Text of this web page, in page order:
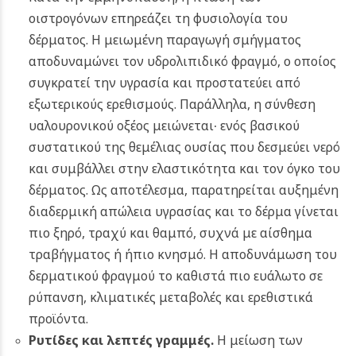
οιστρογόνων επηρεάζει τη φυσιολογία του
δέρματος. Η μειωμένη παραγωγή σμήγματος
αποδυναμώνει τον υδρολιπιδικό φραγμό, ο οποίος
συγκρατεί την υγρασία και προστατεύει από
εξωτερικούς ερεθισμούς. Παράλληλα, η σύνθεση
υαλουρονικού οξέος μειώνεται∙ ενός βασικού
συστατικού της θεμέλιας ουσίας που δεσμεύει νερό
και συμβάλλει στην ελαστικότητα και τον όγκο του
δέρματος. Ως αποτέλεσμα, παρατηρείται αυξημένη
διαδερμική απώλεια υγρασίας και το δέρμα γίνεται
πιο ξηρό, τραχύ και θαμπό, συχνά με αίσθημα
τραβήγματος ή ήπιο κνησμό. Η αποδυνάμωση του
δερματικού φραγμού το καθιστά πιο ευάλωτο σε
ρύπανση, κλιματικές μεταβολές και ερεθιστικά
προϊόντα.
Ρυτίδες και λεπτές γραμμές. Η μείωση των